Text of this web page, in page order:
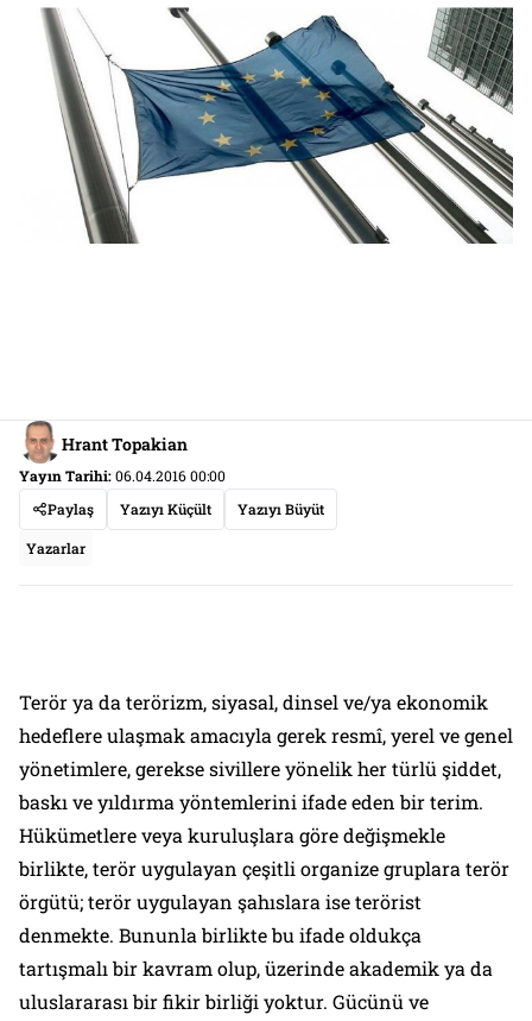
Hrant Topakian
Yayın Tarihi:06.04.2016 00:00
Paylaş
Yazıyı Küçült Yazıyı Büyüt
Yazarlar
Terör ya da terörizm, siyasal, dinsel ve/ya ekonomik
hedeflere ulaşmak amacıyla gerek resmî, yerel ve genel
yönetimlere, gerekse sivillere yönelik her türlü şiddet,
baskı ve yıldırma yöntemlerini ifade eden bir terim.
Hükümetlere veya kuruluşlara göre değişmekle
birlikte, terör uygulayan çeşitli organize gruplara terör
örgütü; terör uygulayan şahıslara ise terörist
denmekte. Bununla birlikte bu ifade oldukça
tartışmalı bir kavram olup, üzerinde akademik ya da
uluslararası bir fikir birliği yoktur. Gücünü ve